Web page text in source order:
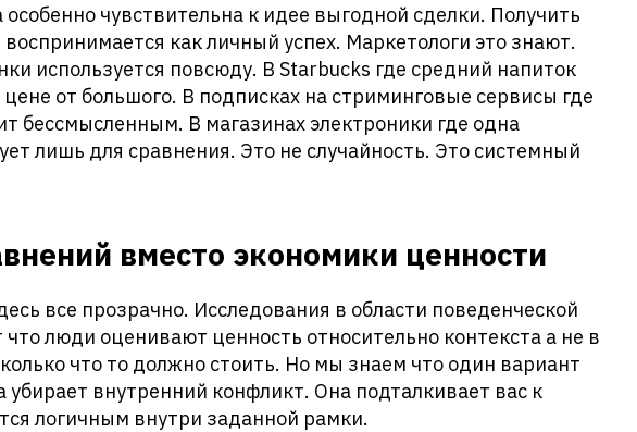
чувствительна к идее выгодной сделки. Получить
как личный успех. Маркетологи это знают.
используется повсюду. В Starbucks где средний напиток
цене от большого. В подписках на стриминговые сервисы где
бессмысленным. В магазинах электроники где одна
лишь для сравнения. Это не случайность. Это системный
вместо экономики ценности
все прозрачно. Исследования в области поведенческой
люди оценивают ценность относительно контекста а не в
что то должно стоить. Но мы знаем что один вариант
убирает внутренний конфликт. Она подталкивает вас к
логичным внутри заданной рамки.